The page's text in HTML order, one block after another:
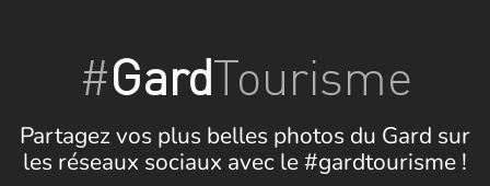
#GardTourisme
Partagez vos plus belles photos du Gard sur
les réseaux sociaux avec le #gardtourisme !